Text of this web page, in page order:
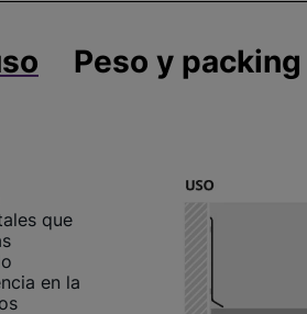
Peso y packing
que
en la